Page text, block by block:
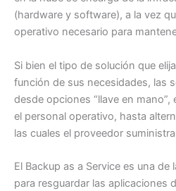
(hardware y software), a la vez
operativo necesario para
Si bien el tipo de solución que
función de sus necesidades, las
desde opciones “llave en mano”,
el personal operativo, hasta
las cuales el proveedor
El Backup as a Service es una de
para resguardar las aplicaciones